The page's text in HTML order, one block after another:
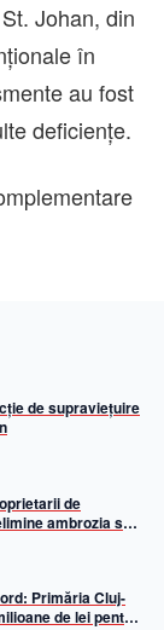
Johan, din
în
au fost
deficiențe.
de supraviețuire
de
ambrozia sub
Primăria Cluj-
de lei pentru